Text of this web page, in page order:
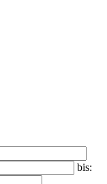
bis: